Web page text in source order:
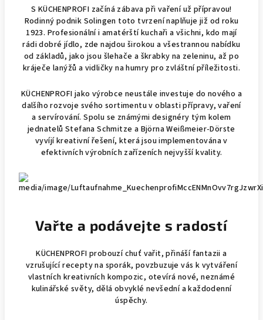
S KÜCHENPROFI začíná zábava při vaření už přípravou!
Rodinný podnik Solingen toto tvrzení naplňuje již od roku
1923. Profesionální i amatérští kuchaři a všichni, kdo mají
rádi dobré jídlo, zde najdou širokou a všestrannou nabídku
od základů, jako jsou šlehače a škrabky na zeleninu, až po
kráječe lanýžů a vidličky na humry pro zvláštní příležitosti.
KÜCHENPROFI jako výrobce neustále investuje do nového a
dalšího rozvoje svého sortimentu v oblasti přípravy, vaření
a servírování. Spolu se známými designéry tým kolem
jednatelů Stefana Schmitze a Björna Weißmeier-Dörste
vyvíjí kreativní řešení, která jsou implementována v
efektivních výrobních zařízeních nejvyšší kvality.
Vařte a podávejte s radostí
KÜCHENPROFI probouzí chuť vařit, přináší fantazii a
vzrušující recepty na sporák, povzbuzuje vás k vytváření
vlastních kreativních kompozic, otevírá nové, neznámé
kulinářské světy, dělá obvyklé nevšední a každodenní
úspěchy.